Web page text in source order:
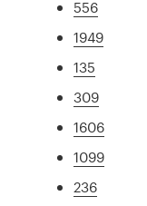
556
1949
135
309
1606
1099
236